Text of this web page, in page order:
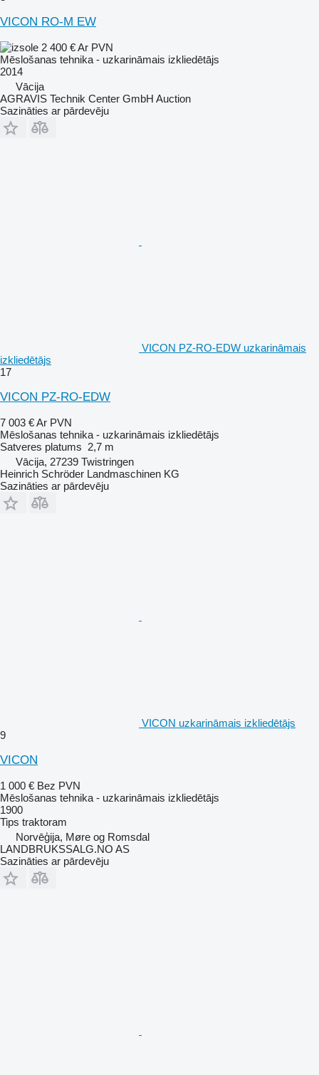
VICON RO-M EW
2 400 €Ar PVN
Mēslošanas tehnika - uzkarināmais izkliedētājs
2014
Vācija
AGRAVIS Technik Center GmbH Auction
Sazināties ar pārdevēju
VICON PZ-RO-EDW uzkarināmais
izkliedētājs
17
VICON PZ-RO-EDW
7 003 €Ar PVN
Mēslošanas tehnika - uzkarināmais izkliedētājs
Satveres platums 2,7 m
Vācija, 27239 Twistringen
Heinrich Schröder Landmaschinen KG
Sazināties ar pārdevēju
VICON uzkarināmais izkliedētājs
9
VICON
1 000 € Bez PVN
Mēslošanas tehnika - uzkarināmais izkliedētājs
1900
Tips traktoram
Norvēģija, Møre og Romsdal
LANDBRUKSSALG.NO AS
Sazināties ar pārdevēju